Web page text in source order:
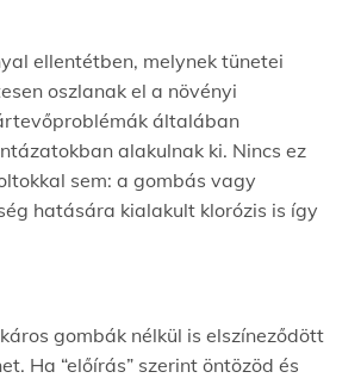
ellentétben, melynek tünetei
oszlanak el a növényi
általában
alakulnak ki. Nincs ez
sem: a gombás vagy
hatására kialakult klorózis is így
gombák nélkül is elszíneződött
Ha “előírás” szerint öntözöd és